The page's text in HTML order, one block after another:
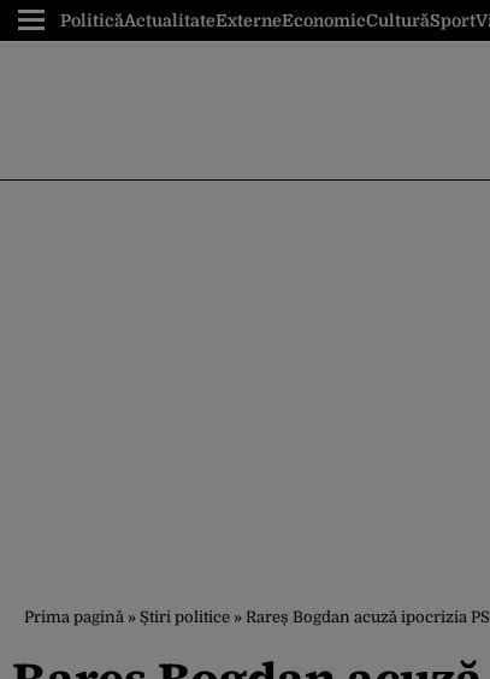
PoliticăActualitateExterneEconomicCulturăSport
Prima pagină » Știri politice » Rareș Bogdan acuză ipocrizia